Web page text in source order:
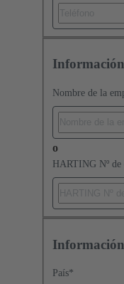
Nombre de la
o
HARTING Nº de
País*